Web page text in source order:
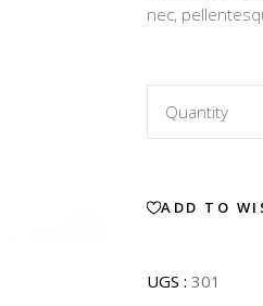
nec,
SET
Quantity
ADD TO
UGS : 301